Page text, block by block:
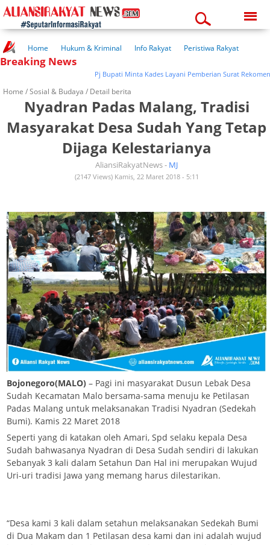
03:59:06 am
Home Hukum & Kriminal Info Rakyat
Peristiwa Rakyat
Kuliner Rakyat
Wisata Rakyat
Kesehatan
Breaking News
Pj Bupati Minta Kades Layani Pemberian Surat Rekomendasi
Home /Sosial & Budaya / Detail berita
Nyadran Padas Malang, Tradisi
Masyarakat Desa Sudah Yang Tetap
Dijaga Kelestarianya
AliansiRakyatNews - MJ
(2147 Views) Kamis, 22 Maret 2018 - 5:11
Bojonegoro(MALO) – Pagi ini masyarakat Dusun Lebak Desa
Sudah Kecamatan Malo bersama-sama menuju ke Petilasan
Padas Malang untuk melaksanakan Tradisi Nyadran (Sedekah
Bumi). Kamis 22 Maret 2018
Seperti yang di katakan oleh Amari, Spd selaku kepala Desa
Sudah bahwasanya Nyadran di Desa Sudah sendiri di lakukan
Sebanyak 3 kali dalam Setahun Dan Hal ini merupakan Wujud
Uri-uri tradisi Jawa yang memang harus dilestarikan.
“Desa kami 3 kali dalam setahun melaksanakan Sedekah Bumi
di Dua Makam dan 1 Petilasan desa kami dan ini adalah wujud